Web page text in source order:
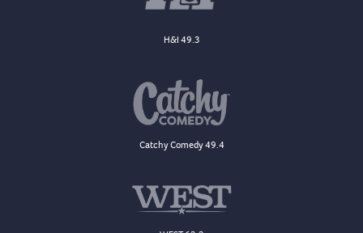
H&I 49.3
Catchy Comedy 49.4